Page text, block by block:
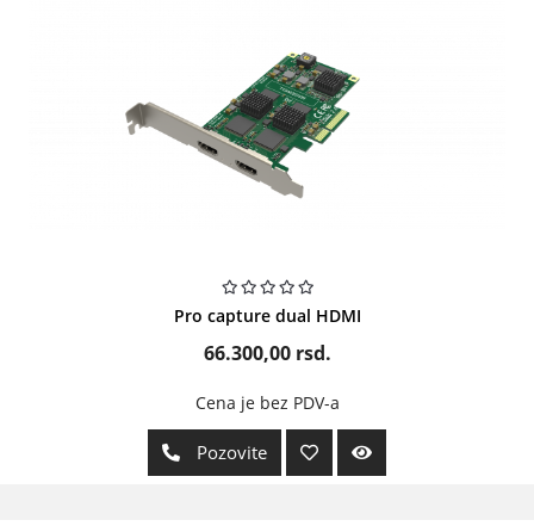
Pro capture dual HDMI
66.300,00 rsd.
Cena je bez PDV-a
Pozovite